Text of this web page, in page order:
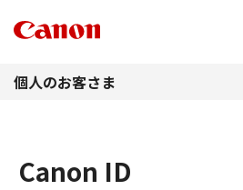
個人のお客さま
Canon ID